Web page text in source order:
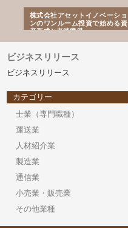
株式会社アセットイノベーショ
ンのワンルーム投資で始める資
産形成と老後準備
ビジネスリリース
ビジネスリリース
カテゴリー
士業（専門職種）
運送業
人材紹介業
製造業
通信業
小売業・販売業
その他業種